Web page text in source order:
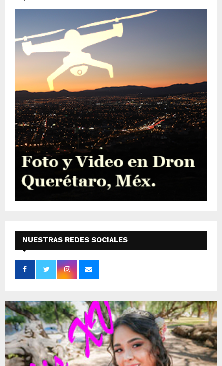
NUESTRAS REDES SOCIALES